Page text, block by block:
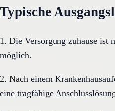
Typische
1. Die Versorgung zuhause ist
möglich.
2. Nach einem
eine tragfähige